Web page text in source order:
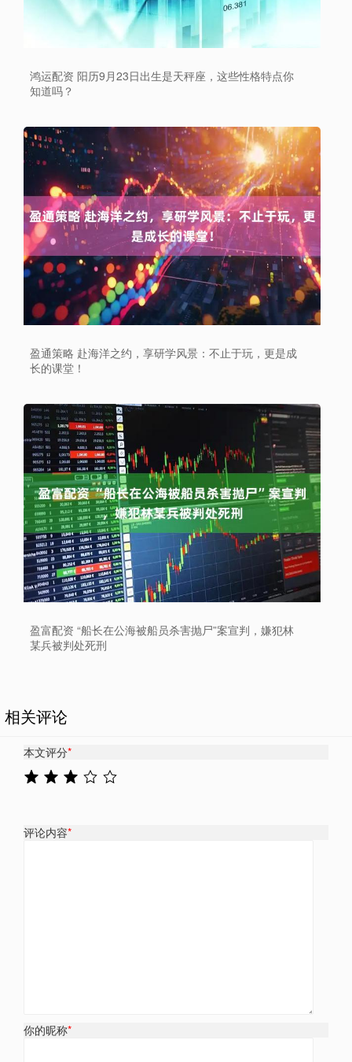
鸿运配资 阳历9月23日出生是天秤座，这些性格特点你
知道吗？
盈通策略 赴海洋之约，享研学风景：不止于玩，更是成
长的课堂！
盈富配资 “船长在公海被船员杀害抛尸”案宣判，嫌犯林
某兵被判处死刑
相关评论
本文评分*
评论内容*
你的昵称*